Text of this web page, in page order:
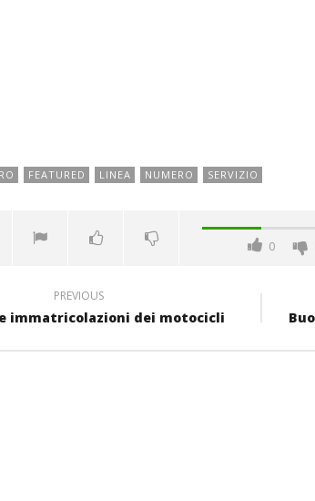
FEATURED LINEA NUMERO SERVIZIO
0
PREVIOUS
immatricolazioni dei motocicli